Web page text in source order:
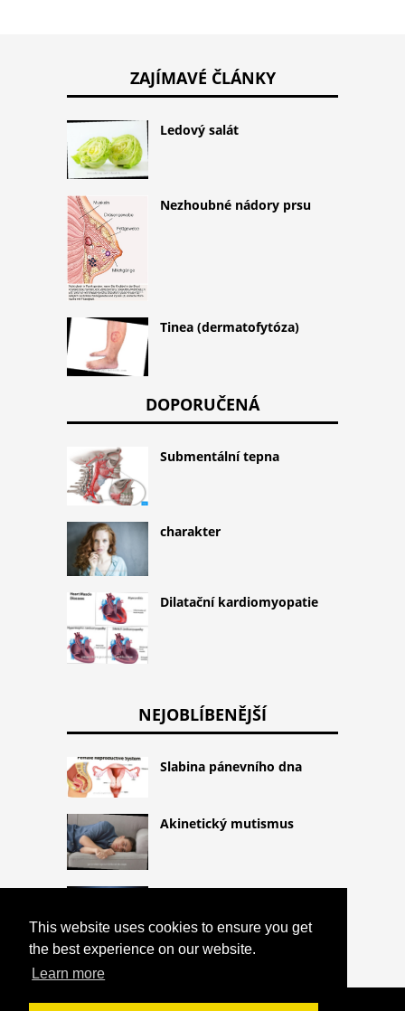
This website uses cookies to ensure you get
the best experience on our website.
Learn more
ZAJÍMAVÉ ČLÁNKY
Ledový salát
Nezhoubné nádory prsu
Tinea (dermatofytóza)
DOPORUČENÁ
Submentální tepna
charakter
Dilatační kardiomyopatie
NEJOBLÍBENĚJŠÍ
Slabina pánevního dna
Akinetický mutismus